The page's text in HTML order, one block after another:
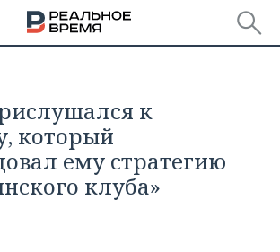
ДОХОДАХ
к
который
ему стратегию
клуба»